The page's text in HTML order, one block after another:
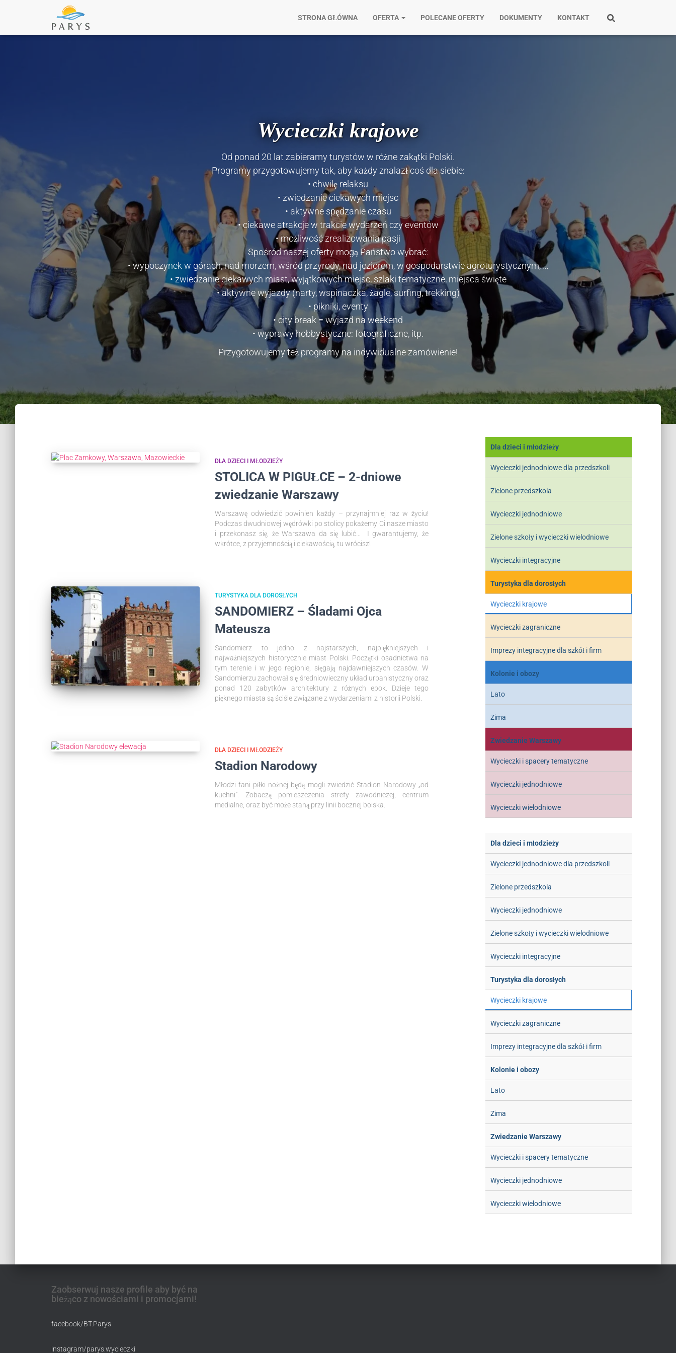
STRONA GŁÓWNA OFERTA POLECANE OFERTY DOKUMENTY KONTAKT
Wycieczki krajowe
Od ponad 20 lat zabieramy turystów w różne zakątki Polski.
Programy przygotowujemy tak, aby każdy znalazł coś dla siebie:
• chwilę relaksu
• zwiedzanie ciekawych miejsc
• aktywne spędzanie czasu
• ciekawe atrakcje w trakcie wydarzeń czy eventów
• możliwość zrealizowania pasji
Spośród naszej oferty mogą Państwo wybrać:
• wypoczynek w górach, nad morzem, wśród przyrody, nad jeziorem, w gospodarstwie agroturystycznym, …
• zwiedzanie ciekawych miast, wyjątkowych miejsc, szlaki tematyczne, miejsca święte
• aktywne wyjazdy (narty, wspinaczka, żagle, surfing, trekking)
• pikniki, eventy
• city break = wyjazd na weekend
• wyprawy hobbystyczne: fotograficzne, itp.
Przygotowujemy też programy na indywidualne zamówienie!
DLA DZIECI I MŁODZIEŻY
STOLICA W PIGUŁCE – 2-dniowe
zwiedzanie Warszawy
Warszawę odwiedzić powinien każdy – przynajmniej raz w życiu!
Podczas dwudniowej wędrówki po stolicy pokażemy Ci nasze miasto
i przekonasz się, że Warszawa da się lubić… I gwarantujemy, że
wkrótce, z przyjemnością i ciekawością, tu wrócisz!
TURYSTYKA DLA DOROSŁYCH
SANDOMIERZ – Śladami Ojca
Mateusza
Sandomierz to jedno z najstarszych, najpiękniejszych i
najważniejszych historycznie miast Polski. Początki osadnictwa na
tym terenie i w jego regionie, sięgają najdawniejszych czasów. W
Sandomierzu zachował się średniowieczny układ urbanistyczny oraz
ponad 120 zabytków architektury z różnych epok. Dzieje tego
pięknego miasta są ściśle związane z wydarzeniami z historii Polski.
DLA DZIECI I MŁODZIEŻY
Stadion Narodowy
Młodzi fani piłki nożnej będą mogli zwiedzić Stadion Narodowy „od
kuchni”. Zobaczą pomieszczenia strefy zawodniczej, centrum
medialne, oraz być może staną przy linii bocznej boiska.
Dla dzieci i młodzieży
Wycieczki jednodniowe dla przedszkoli
Zielone przedszkola
Wycieczki jednodniowe
Zielone szkoły i wycieczki wielodniowe
Wycieczki integracyjne
Turystyka dla dorosłych
Wycieczki krajowe
Wycieczki zagraniczne
Imprezy integracyjne dla szkół i firm
Kolonie i obozy
Lato
Zima
Zwiedzanie Warszawy
Wycieczki i spacery tematyczne
Wycieczki jednodniowe
Wycieczki wielodniowe
Dla dzieci i młodzieży
Wycieczki jednodniowe dla przedszkoli
Zielone przedszkola
Wycieczki jednodniowe
Zielone szkoły i wycieczki wielodniowe
Wycieczki integracyjne
Turystyka dla dorosłych
Wycieczki krajowe
Wycieczki zagraniczne
Imprezy integracyjne dla szkół i firm
Kolonie i obozy
Lato
Zima
Zwiedzanie Warszawy
Wycieczki i spacery tematyczne
Wycieczki jednodniowe
Wycieczki wielodniowe
Zaobserwuj nasze profile aby być na
bieżąco z nowościami i promocjami!
facebook/BT.Parys
instagram/parys.wycieczki